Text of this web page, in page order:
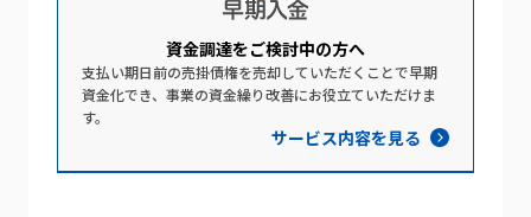
資金調達を​ご検討中の​方​へ​
支払い期日前の売掛債権を売却していただくことで早期
資金化でき、事業の資金繰り改善にお役立ていただけま
す。
サービス内容を見る